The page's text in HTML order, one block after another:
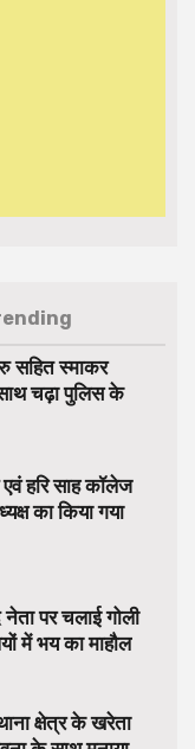
सहित स्माकर
चढ़ा पुलिस के
हरि साह कॉलेज
का किया गया
पर चलाई गोली
में भय का माहौल
क्षेत्र के खरेता